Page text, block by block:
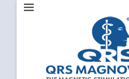
The Magnetic Stimulation Company